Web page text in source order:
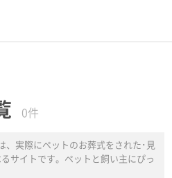
0件
、実際にペットのお葬式をされた･見
サイトです。ペットと飼い主にぴっ